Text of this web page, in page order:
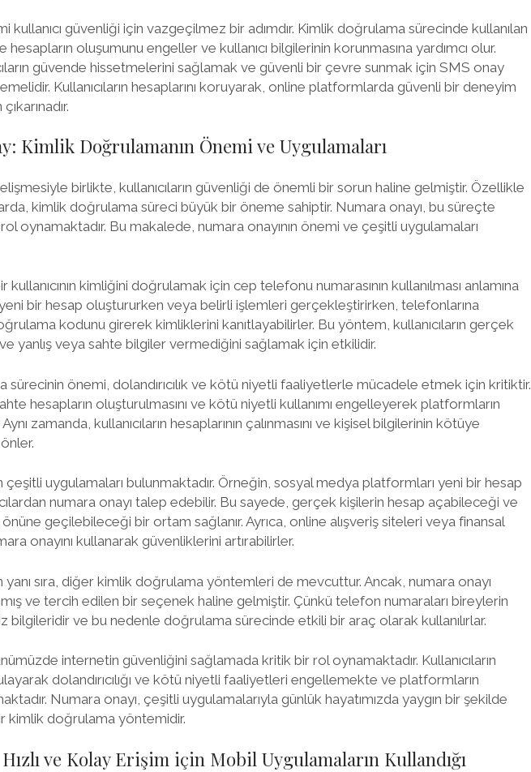
kullanıcı güvenliği için vazgeçilmez bir adımdır. Kimlik doğrulama sürecinde kullanılan
oluşumunu engeller ve kullanıcı bilgilerinin korunmasına yardımcı olur.
güvende hissetmelerini sağlamak ve güvenli bir çevre sunmak için SMS onay
Kullanıcıların hesaplarını koruyarak, online platformlarda güvenli bir deneyim
Kimlik Doğrulamanın Önemi ve Uygulamaları
birlikte, kullanıcıların güvenliği de önemli bir sorun haline gelmiştir. Özellikle
kimlik doğrulama süreci büyük bir öneme sahiptir. Numara onayı, bu süreçte
oynamaktadır. Bu makalede, numara onayının önemi ve çeşitli uygulamaları
kullanıcının kimliğini doğrulamak için cep telefonu numarasının kullanılması anlamına
yeni bir hesap oluştururken veya belirli işlemleri gerçekleştirirken, telefonlarına
kodunu girerek kimliklerini kanıtlayabilirler. Bu yöntem, kullanıcıların gerçek
yanlış veya sahte bilgiler vermediğini sağlamak için etkilidir.
sürecinin önemi, dolandırıcılık ve kötü niyetli faaliyetlerle mücadele etmek için kritiktir.
hesapların oluşturulmasını ve kötü niyetli kullanımı engelleyerek platformların
zamanda, kullanıcıların hesaplarının çalınmasını ve kişisel bilgilerinin kötüye
çeşitli uygulamaları bulunmaktadır. Örneğin, sosyal medya platformları yeni bir hesap
numara onayı talep edebilir. Bu sayede, gerçek kişilerin hesap açabileceği ve
geçilebileceği bir ortam sağlanır. Ayrıca, online alışveriş siteleri veya finansal
onayını kullanarak güvenliklerini artırabilirler.
yanı sıra, diğer kimlik doğrulama yöntemleri de mevcuttur. Ancak, numara onayı
ve tercih edilen bir seçenek haline gelmiştir. Çünkü telefon numaraları bireylerin
bilgileridir ve bu nedenle doğrulama sürecinde etkili bir araç olarak kullanılırlar.
internetin güvenliğini sağlamada kritik bir rol oynamaktadır. Kullanıcıların
dolandırıcılığı ve kötü niyetli faaliyetleri engellemekte ve platformların
Numara onayı, çeşitli uygulamalarıyla günlük hayatımızda yaygın bir şekilde
kimlik doğrulama yöntemidir.
ve Kolay Erişim için Mobil Uygulamaların Kullandığı